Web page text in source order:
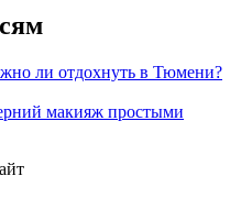
ли отдохнуть в Тюмени?
макияж простыми